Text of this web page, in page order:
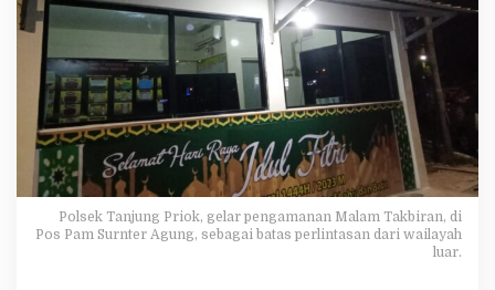
k
G
e
l
r
P
e
n
g
m
Polsek Tanjung Priok, gelar pengamanan Malam Takbiran, di
Pos Pam Surnter Agung, sebagai batas perlintasan dari wailayah
luar.